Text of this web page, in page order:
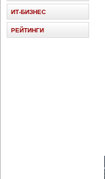
ИТ-БИЗНЕС
РЕЙТИНГИ